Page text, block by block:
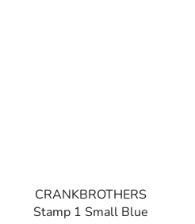
CRANKBROTHERS
Stamp 1 Small Blue